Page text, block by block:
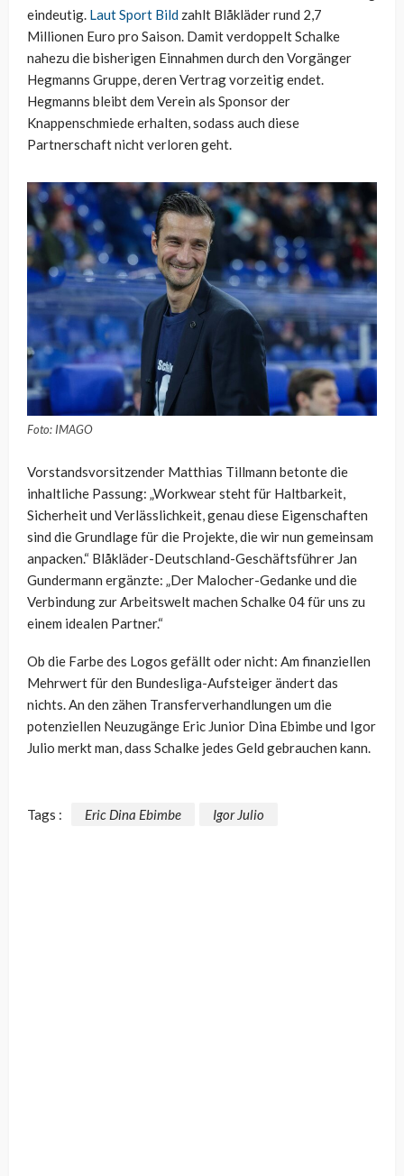
eindeutig. Laut Sport Bild zahlt Blåkläder rund 2,7
Millionen Euro pro Saison. Damit verdoppelt Schalke
nahezu die bisherigen Einnahmen durch den Vorgänger
Hegmanns Gruppe, deren Vertrag vorzeitig endet.
Hegmanns bleibt dem Verein als Sponsor der
Knappenschmiede erhalten, sodass auch diese
Partnerschaft nicht verloren geht.
Foto: IMAGO
Vorstandsvorsitzender Matthias Tillmann betonte die
inhaltliche Passung: „Workwear steht für Haltbarkeit,
Sicherheit und Verlässlichkeit, genau diese Eigenschaften
sind die Grundlage für die Projekte, die wir nun gemeinsam
anpacken.“ Blåkläder-Deutschland-Geschäftsführer Jan
Gundermann ergänzte: „Der Malocher-Gedanke und die
Verbindung zur Arbeitswelt machen Schalke 04 für uns zu
einem idealen Partner.“
Ob die Farbe des Logos gefällt oder nicht: Am finanziellen
Mehrwert für den Bundesliga-Aufsteiger ändert das
nichts. An den zähen Transferverhandlungen um die
potenziellen Neuzugänge Eric Junior Dina Ebimbe und Igor
Julio merkt man, dass Schalke jedes Geld gebrauchen kann.
Tags : Eric Dina Ebimbe Igor Julio